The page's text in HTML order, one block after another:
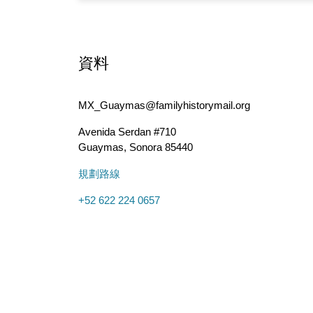
資料
MX_Guaymas@familyhistorymail.org
Avenida Serdan #710
Guaymas, Sonora 85440
規劃路線
+52 622 224 0657